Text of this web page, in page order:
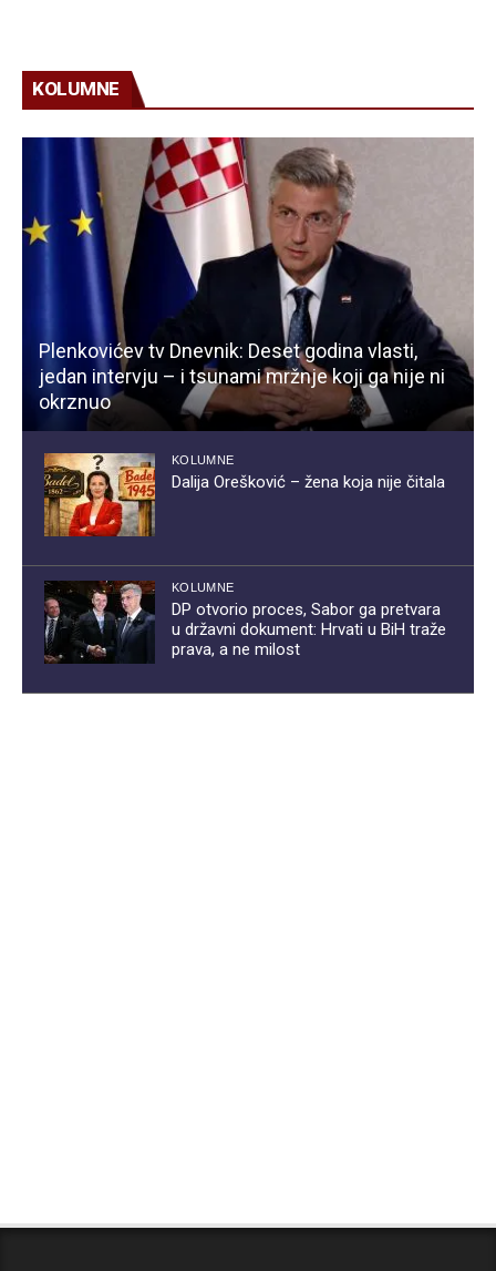
KOLUMNE
Plenkovićev tv Dnevnik: Deset godina vlasti,
jedan intervju – i tsunami mržnje koji ga nije ni
okrznuo
KOLUMNE
Dalija Orešković – žena koja nije čitala
KOLUMNE
DP otvorio proces, Sabor ga pretvara
u državni dokument: Hrvati u BiH traže
prava, a ne milost